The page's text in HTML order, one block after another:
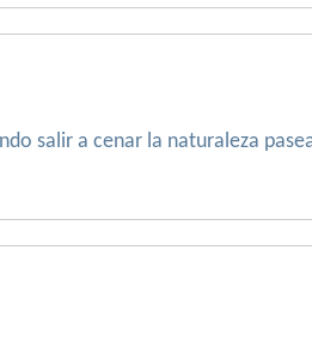
salir a cenar la naturaleza